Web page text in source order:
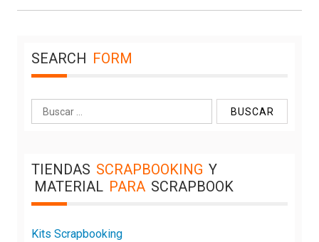
Post:
SEARCH FORM
Buscar:
TIENDAS SCRAPBOOKING Y
MATERIAL PARA SCRAPBOOK
Kits Scrapbooking